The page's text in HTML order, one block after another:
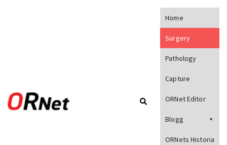
Home
Surgery
Pathology
Capture
ORNet Editor
Blogg
ORNets Historia